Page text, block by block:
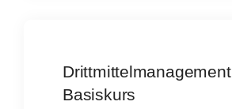
Drittmittelmanagement
Basiskurs